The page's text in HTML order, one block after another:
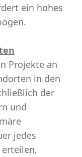
ein hohes
Projekte an
in den
der
und
jedes